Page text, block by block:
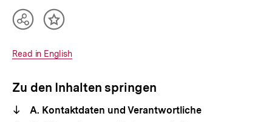
Teilen
anzeigen
Inhalt
Interner
Read in English
Zu den Inhalten springen
A. Kontaktdaten und Verantwortliche